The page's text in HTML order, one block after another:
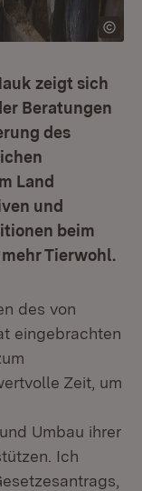
zeigt sich
Beratungen
des
Land
und
beim
Tierwohl.
des von
eingebrachten
in neuem
Zeit, um
Umbau ihrer
Ich